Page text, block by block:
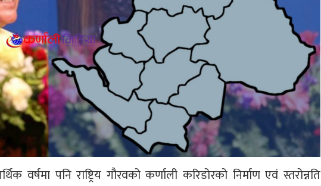
पनि राष्ट्रिय गौरवको कर्णाली करिडोरको निर्माण एवं स्तरोन्नति